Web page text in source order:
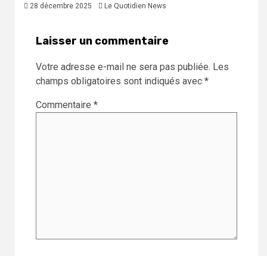
28 décembre 2025 Le Quotidien News
Laisser un commentaire
Votre adresse e-mail ne sera pas publiée. Les
champs obligatoires sont indiqués avec *
Commentaire *